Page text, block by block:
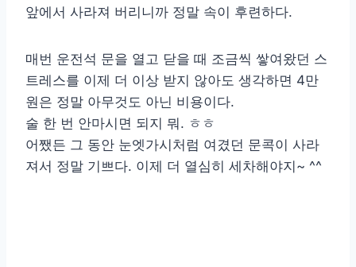
앞에서 사라져 버리니까 정말 속이 후련하다.
매번 운전석 문을 열고 닫을 때 조금씩 쌓여왔던 스
트레스를 이제 더 이상 받지 않아도 생각하면 4만
원은 정말 아무것도 아닌 비용이다.
술 한 번 안마시면 되지 뭐. ㅎㅎ
어쨌든 그 동안 눈엣가시처럼 여겼던 문콕이 사라
져서 정말 기쁘다. 이제 더 열심히 세차해야지~ ^^